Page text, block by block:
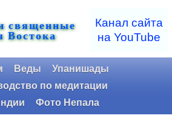
священные
Востока
Канал сайта
на YouTube
Веды
Упанишады
по медитации
Фото Непала